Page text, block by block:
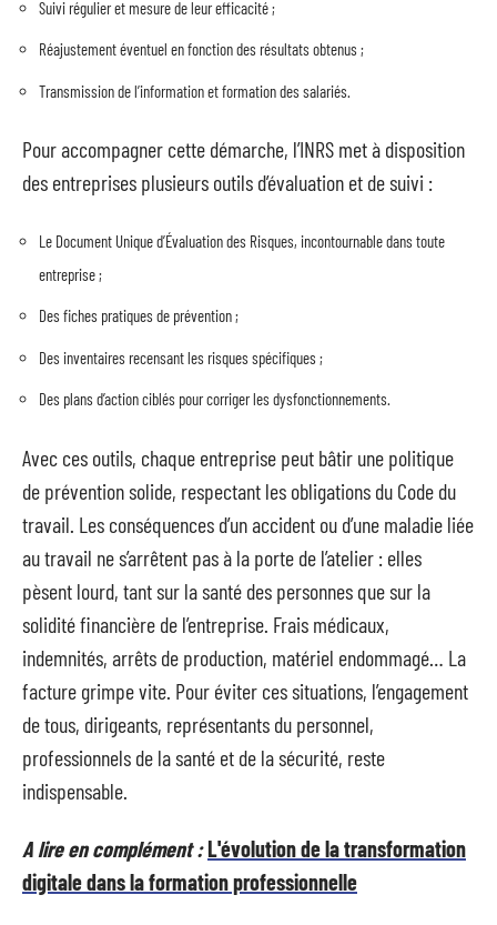
Suivi régulier et mesure de leur efficacité ;
Réajustement éventuel en fonction des résultats obtenus ;
Transmission de l’information et formation des salariés.
Pour accompagner cette démarche, l’INRS met à disposition
des entreprises plusieurs outils d’évaluation et de suivi :
Le Document Unique d’Évaluation des Risques, incontournable dans toute
entreprise ;
Des fiches pratiques de prévention ;
Des inventaires recensant les risques spécifiques ;
Des plans d’action ciblés pour corriger les dysfonctionnements.
Avec ces outils, chaque entreprise peut bâtir une politique
de prévention solide, respectant les obligations du Code du
travail. Les conséquences d’un accident ou d’une maladie liée
au travail ne s’arrêtent pas à la porte de l’atelier : elles
pèsent lourd, tant sur la santé des personnes que sur la
solidité financière de l’entreprise. Frais médicaux,
indemnités, arrêts de production, matériel endommagé… La
facture grimpe vite. Pour éviter ces situations, l’engagement
de tous, dirigeants, représentants du personnel,
professionnels de la santé et de la sécurité, reste
indispensable.
A lire en complément :L'évolution de la transformation
digitale dans la formation professionnelle